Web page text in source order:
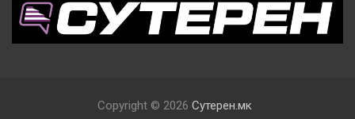
Copyright © 2026 Сутерен.мк